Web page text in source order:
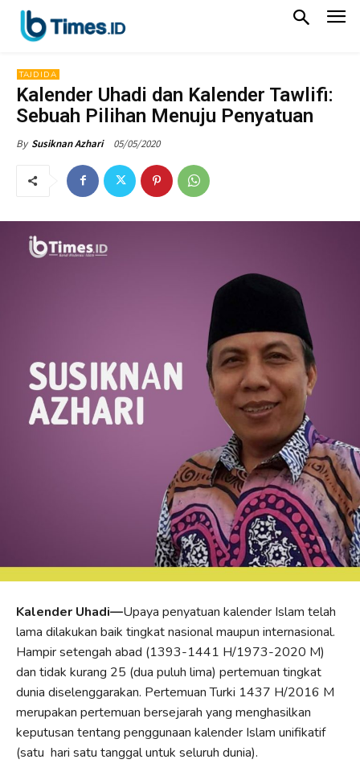
TAJDIDA
Kalender Uhadi dan Kalender Tawlifi:
Sebuah Pilihan Menuju Penyatuan
By Susiknan Azhari 05/05/2020
Kalender Uhadi—Upaya penyatuan kalender Islam telah
lama dilakukan baik tingkat nasional maupun internasional.
Hampir setengah abad (1393-1441 H/1973-2020 M)
dan tidak kurang 25 (dua puluh lima) pertemuan tingkat
dunia diselenggarakan. Pertemuan Turki 1437 H/2016 M
merupakan pertemuan bersejarah yang menghasilkan
keputusan tentang penggunaan kalender Islam unifikatif
(satu hari satu tanggal untuk seluruh dunia).